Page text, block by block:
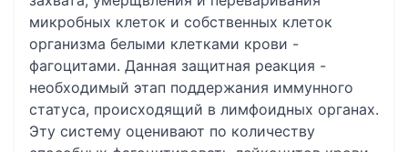
микробных клеток и собственных клеток
организма белыми клетками крови -
фагоцитами. Данная защитная реакция -
необходимый этап поддержания иммунного
статуса, происходящий в лимфоидных органах.
Эту систему оценивают по количеству